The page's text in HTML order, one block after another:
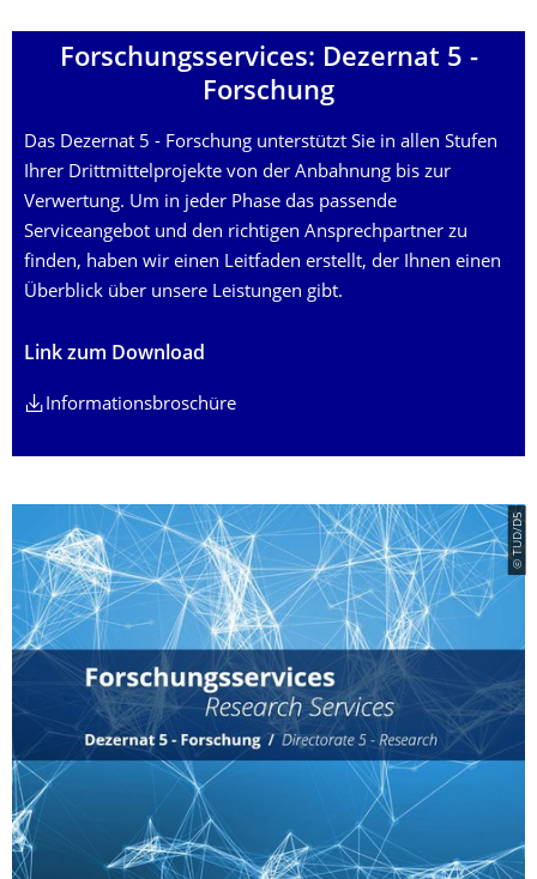
Forschungsser­vices: Dezernat 5 -
Forschung
Das Dezernat 5 - Forschung unterstützt Sie in allen Stufen
Ihrer Drittmittelprojekte von der Anbahnung bis zur
Verwertung. Um in jeder Phase das passende
Serviceangebot und den richtigen Ansprechpartner zu
finden, haben wir einen Leitfaden erstellt, der Ihnen einen
Überblick über unsere Leistungen gibt.
Link zum Download
Informationsbroschüre
© TUD/D5